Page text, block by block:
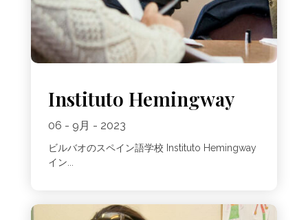
Instituto Hemingway
06 - 9月 - 2023
ビルバオのスペイン語学校 Instituto Hemingway
イン...